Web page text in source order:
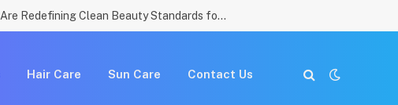
Ageless Zen cosmetics Are Redefining Clean Beauty Standards for Everyone Everywhere
Hair Care Sun Care Contact Us